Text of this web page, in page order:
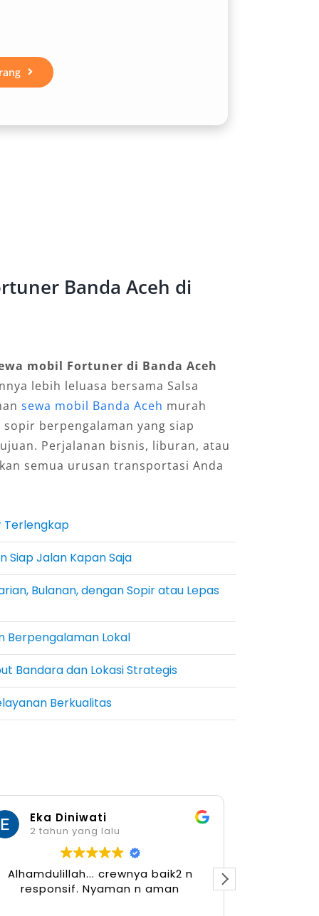
Banda Aceh di
mobil Fortuner di Banda Aceh
lebih leluasa bersama Salsa
sewa mobil Banda Aceh murah
berpengalaman yang siap
Perjalanan bisnis, liburan, atau
semua urusan transportasi Anda
Terlengkap
Siap Jalan Kapan Saja
Bulanan, dengan Sopir atau Lepas
Berpengalaman Lokal
Bandara dan Lokasi Strategis
Berkualitas
Eka Diniwati
2 tahun yang lalu
Alhamdulillah... crewnya baik2 n
responsif. Nyaman n aman